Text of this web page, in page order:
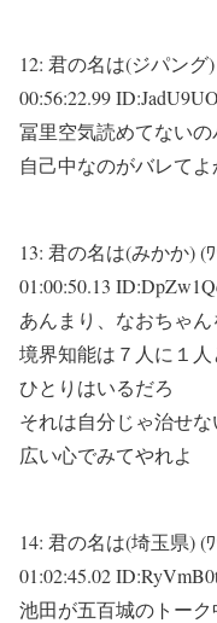
12: 君の名は(ジパング
00:56:22.99
冨里空気読めてない
自己中なのがバレてよ
13: 君の名は(みかか) (
01:00:50.13
あんまり、なおちゃ
境界知能は７人に１
ひとりはいるだろ
それは自分じゃ治せ
広い心でみてやれよ
14: 君の名は(埼玉県) (
01:02:45.02
池田が五百城のトー